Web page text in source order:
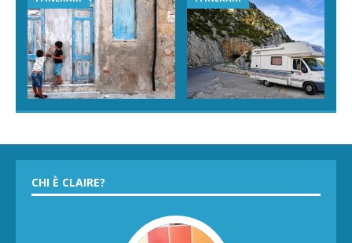
CHI È CLAIRE?